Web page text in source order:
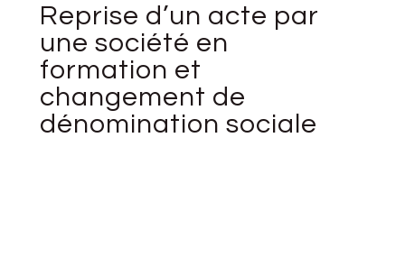
Reprise d’un acte par
une société en
formation et
changement de
dénomination sociale